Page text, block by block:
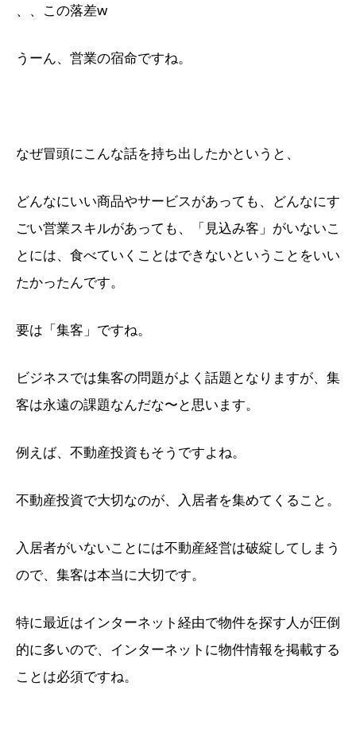
、、この落差w
うーん、営業の宿命ですね。
なぜ冒頭にこんな話を持ち出したかというと、
どんなにいい商品やサービスがあっても、どんなにす
ごい営業スキルがあっても、「見込み客」がいないこ
とには、食べていくことはできないということをいい
たかったんです。
要は「集客」ですね。
ビジネスでは集客の問題がよく話題となりますが、集
客は永遠の課題なんだな〜と思います。
例えば、不動産投資もそうですよね。
不動産投資で大切なのが、入居者を集めてくること。
入居者がいないことには不動産経営は破綻してしまう
ので、集客は本当に大切です。
特に最近はインターネット経由で物件を探す人が圧倒
的に多いので、インターネットに物件情報を掲載する
ことは必須ですね。